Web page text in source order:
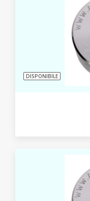
DISPONIBILE